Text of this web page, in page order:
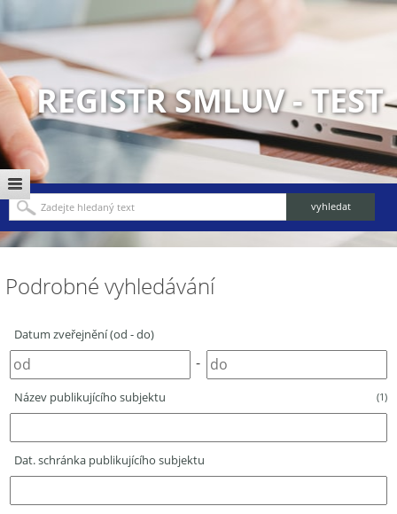
REGISTR SMLUV - TEST
Podrobné vyhledávání
Datum zveřejnění (od - do)
-
Název publikujícího subjektu (1)
Dat. schránka publikujícího subjektu